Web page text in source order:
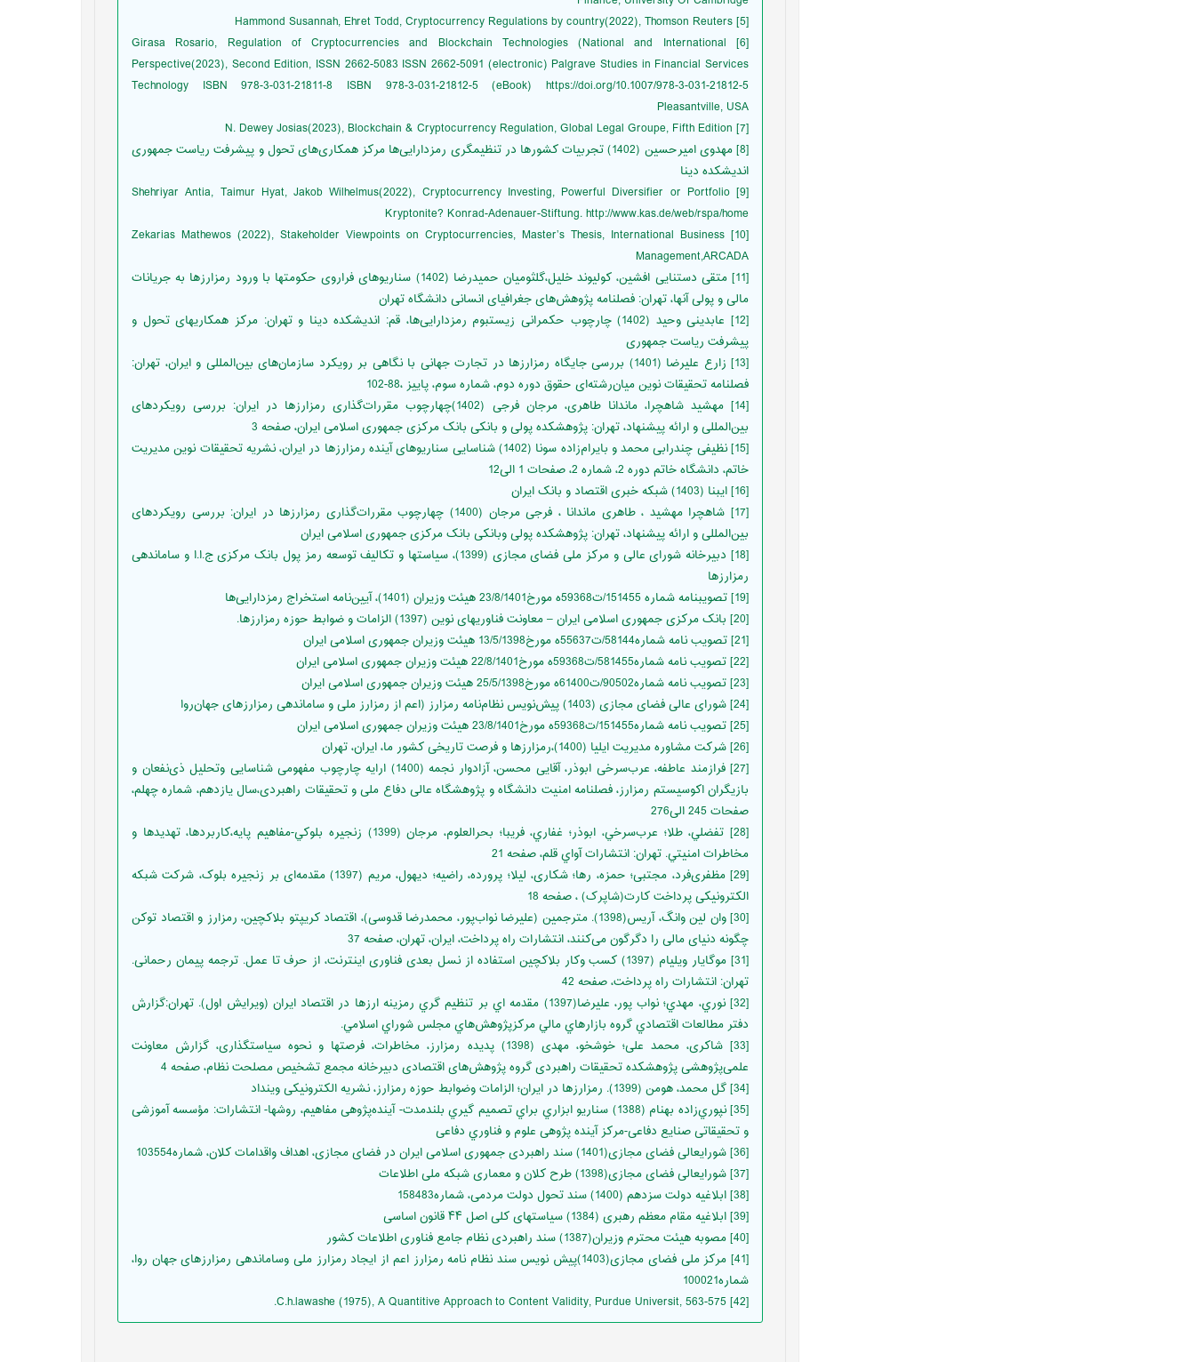
[5] Hammond Susannah, Ehret Todd, Cryptocurrency Regulations by country(2022), Thomson Reuters
[6] Girasa Rosario, Regulation of Cryptocurrencies and Blockchain Technologies (National and International
Perspective(2023), Second Edition, ISSN 2662-5083 ISSN 2662-5091 (electronic) Palgrave Studies in Financial Services
Technology ISBN 978-3-031-21811-8 ISBN 978-3-031-21812-5 (eBook) https://doi.org/10.1007/978-3-031-21812-5
Pleasantville, USA
[7] N. Dewey Josias(2023), Blockchain & Cryptocurrency Regulation, Global Legal Groupe, Fifth Edition
[8] مهدوی امیرحسین (1402) تجربیات کشورها در تنظیمگری رمزدارایی‌ها مرکز همکاری‌های تحول و پیشرفت ریاست جمهوری
اندیشکده دینا
[9] Shehriyar Antia, Taimur Hyat, Jakob Wilhelmus(2022), Cryptocurrency Investing, Powerful Diversifier or Portfolio
Kryptonite? Konrad-Adenauer-Stiftung. http://www.kas.de/web/rspa/home
[10] Zekarias Mathewos (2022), Stakeholder Viewpoints on Cryptocurrencies, Master’s Thesis, International Business
Management,ARCADA
[11] متقی دستنایی افشین، کولیوند خلیل،گلثومیان حمیدرضا (1402) سناریوهای فراروی حکومتها با ورود رمزارزها به جریانات
مالی و پولی آنها، تهران: فصلنامه پژوهش‌های جغرافیای انسانی دانشگاه تهران
[12] عابدینی وحید (1402) چارچوب حکمرانی زیستبوم رمزدارایی‌ها، قم: اندیشکده دینا و تهران: مرکز همکاریهای تحول و
پیشرفت ریاست جمهوری
[13] زارع علیرضا (1401) بررسی جایگاه رمزارزها در تجارت جهانی با نگاهی بر رویکرد سازمان‌های بین‌المللی و ایران، تهران:
فصلنامه تحقیقات نوین میان‌رشته‌ای حقوق دوره دوم، شماره سوم، پاییز ،88-102
[14] مهشید شاهچرا، ماندانا طاهری، مرجان فرجی (1402)چهارچوب مقررات‌گذاری رمزارزها در ایران: بررسی رویکردهای
بین‌المللی و ارائه پیشنهاد، تهران: پژوهشکده پولی و بانکی بانک مرکزی جمهوری اسلامی ایران، صفحه 3
[15] نظیفی چندرابی محمد و بایرام‌زاده سونا (1402) شناسایی سناریوهای آینده رمزارزها در ایران، نشریه تحقیقات نوین مدیریت
خاتم، دانشگاه خاتم دوره 2، شماره 2، صفحات 1 الی12
[16] ایبنا (1403) شبکه خبری اقتصاد و بانک ایران
[17] شاهچرا مهشید ، طاهری ماندانا ، فرجی مرجان (1400) چهارچوب مقررات‌گذاری رمزارزها در ایران: بررسی رویکردهای
بین‌المللی و ارائه پیشنهاد، تهران: پژوهشکده پولی وبانکی بانک مرکزی جمهوری اسلامی ایران
[18] دبیرخانه شورای عالی و مرکز ملی فضای مجازی (1399)، سیاستها و تکالیف توسعه رمز پول بانک مرکزی ج.ا.ا و ساماندهی
رمزارزها
[19] تصویبنامه شماره 151455/ت59368ه مورخ23/8/1401 هیئت وزیران (1401)، آیین‌نامه استخراج رمزدارایی‌ها
[20] بانک مرکزی جمهوری اسلامی ایران – معاونت فناوریهای نوین (1397) الزامات و ضوابط حوزه رمزارزها.
[21] تصویب نامه شماره58144/ت55637ه مورخ13/5/1398 هیئت وزیران جمهوری اسلامی ایران
[22] تصویب نامه شماره581455/ت59368ه مورخ22/8/1401 هیئت وزیران جمهوری اسلامی ایران
[23] تصویب نامه شماره90502/ت61400ه مورخ25/5/1398 هیئت وزیران جمهوری اسلامی ایران
[24] شورای عالی فضای مجازی (1403) پیش‌نویس نظام‌نامه رمزارز (اعم از رمزارز ملی و ساماندهی رمزارزهای جهان‌روا
[25] تصویب نامه شماره151455/ت59368ه مورخ23/8/1401 هیئت وزیران جمهوری اسلامی ایران
[26] شرکت مشاوره مدیریت ایلیا (1400)،رمزارزها و فرصت تاریخی کشور ما، ایران، تهران
[27] فرازمند عاطفه، عرب‌سرخی ابوذر، آقایی محسن، آزادوار نجمه (1400) ارایه چارچوب مفهومی شناسایی وتحلیل ذی‌نفعان و
بازیگران اکوسیستم رمزارز، فصلنامه امنیت دانشگاه و پژوهشگاه عالی دفاع ملی و تحقیقات راهبردی،سال یازدهم، شماره چهلم،
صفحات 245 الی276
[28] تفضلي، طلا؛ عرب‌سرخي، ابوذر؛ غفاري، فريبا؛ بحرالعلوم، مرجان (1399) زنجيره بلوکي-مفاهيم پايه،کاربردها، تهديدها و
مخاطرات امنيتي. تهران: انتشارات آواي قلم، صفحه 21
[29] مظفری‌فرد، مجتبی؛ حمزه، رها؛ شکاری، لیلا؛ پرورده، راضیه؛ دیهول، مریم (1397) مقدمه‌ای بر زنجیره بلوک، شرکت شبکه
الکترونیکی پرداخت کارت(شاپرک) ، صفحه 18
[30] وان لین وانگ، آریس(1398). مترجمین (علیرضا نواب‌پور، محمدرضا قدوسی)، اقتصاد کریپتو بلاکچین، رمزارز و اقتصاد توکن
چگونه دنیای مالی را دگرگون می‌کنند، انتشارات راه پرداخت، ایران، تهران، صفحه 37
[31] موگایار ویلیام (1397) کسب وکار بلاکچین استفاده از نسل بعدی فناوری اینترنت، از حرف تا عمل. ترجمه پیمان رحمانی.
تهران: انتشارات راه پرداخت، صفحه 42
[32] نوري، مهدي؛ نواب پور، عليرضا(1397) مقدمه اي بر تنظيم گري رمزينه ارزها در اقتصاد ايران (ويرايش اول). تهران:گزارش
دفتر مطالعات اقتصادي گروه بازارهاي مالي مرکزپژوهش‌هاي مجلس شوراي اسلامي.
[33] شاکری، محمد علی؛ خوشخو، مهدی (1398) پدیده رمزارز، مخاطرات، فرصتها و نحوه سیاستگذاری، گزارش معاونت
علمی‌پژوهشی پژوهشکده تحقیقات راهبردی گروه پژوهش‌های اقتصادی دبیرخانه مجمع تشخیص مصلحت نظام، صفحه 4
[34] گل محمد، هومن (1399). رمزارزها در ایران؛ الزامات وضوابط حوزه رمزارز، نشریه الکترونیکی وینداد
[35] نپوري‌زاده بهنام (1388) سناریو ابزاري براي تصمیم گیري بلندمدت- آینده‌پژوهی مفاهیم، روشها- انتشارات: مؤسسه آموزشی
و تحقیقاتی صنایع دفاعی-مرکز آینده پژوهی علوم و فناوري دفاعی
[36] شورایعالی فضای مجازی(1401) سند راهبردی جمهوری اسلامی ایران در فضای مجازی، اهداف واقدامات کلان، شماره103554
[37] شورایعالی فضای مجازی(1398) طرح کلان و معماری شبکه ملی اطلاعات
[38] ابلاغیه دولت سزدهم (1400) سند تحول دولت مردمی، شماره158483
[39] ابلاغیه مقام معظم رهبری (1384) سیاستهای کلی اصل ۴۴ قانون اساسی
[40] مصوبه هیئت محترم وزیران(1387) سند راهبردی ﻧﻈﺎم ﺟﺎﻣﻊ ﻓﻨﺎوری اﻃﻼﻋﺎت ﮐﺸﻮر
[41] مرکز ملی فضای مجازی(1403)پیش نویس سند نظام نامه رمزارز اعم از ایجاد رمزارز ملی وساماندهی رمزارزهای جهان روا،
شماره100021
[42] C.h.lawashe (1975), A Quantitive Approach to Content Validity, Purdue Universit, 563-575.